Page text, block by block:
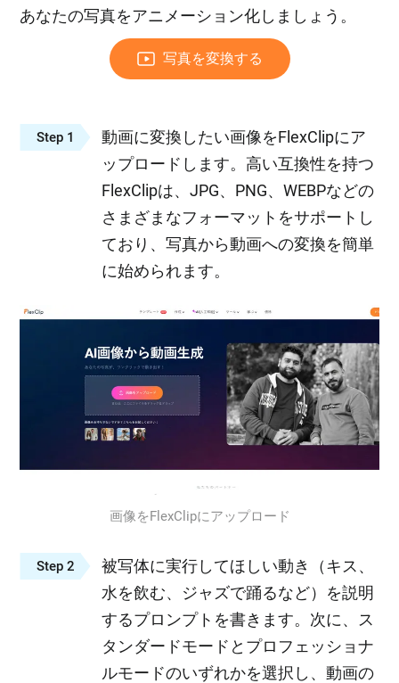
あなたの写真をアニメーション化しましょう。
写真を変換する
Step 1
動画に変換したい画像をFlexClipにア
ップロードします。高い互換性を持つ
FlexClipは、JPG、PNG、WEBPなどの
さまざまなフォーマットをサポートし
ており、写真から動画への変換を簡単
に始められます。
画像をFlexClipにアップロード
Step 2
被写体に実行してほしい動き（キス、
水を飲む、ジャズで踊るなど）を説明
するプロンプトを書きます。次に、ス
タンダードモードとプロフェッショナ
ルモードのいずれかを選択し、動画の